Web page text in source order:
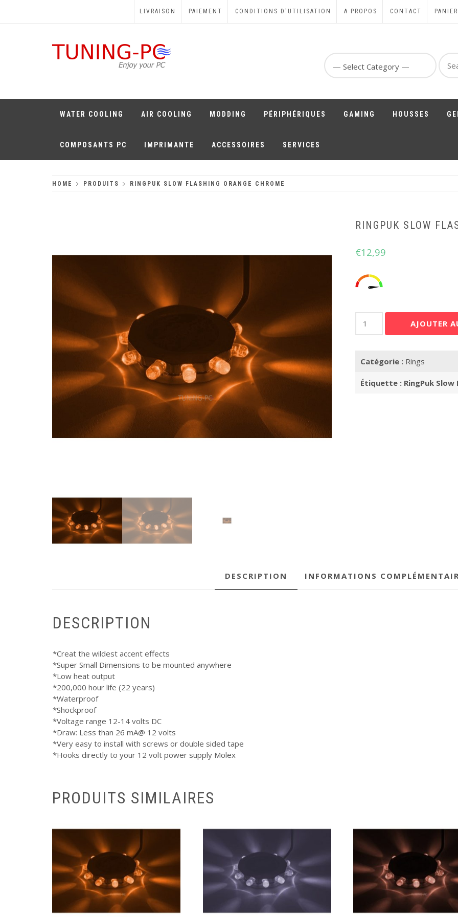
LIVRAISON PAIEMENT CONDITIONS D'UTILISATION A PROPOS CONTACT PANIER
for:
WATER COOLING AIR COOLING MODDING PÉRIPHÉRIQUES GAMING HOUSSES
COMPOSANTS PC IMPRIMANTE ACCESSOIRES SERVICES
HOME PRODUITS RINGPUK SLOW FLASHING ORANGE CHROME
RINGPUK SLOW
€12,99
quantité
Flashing
Chrome
AJOUTER
Catégorie : Rings
Étiquette : RingPuk
DESCRIPTION INFORMATIONS
DESCRIPTION
*Creat the wildest accent effects
*Super Small Dimensions to be mounted anywhere
*Low heat output
*200,000 hour life (22 years)
*Waterproof
*Shockproof
*Voltage range 12-14 volts DC
*Draw: Less than 26 mA@ 12 volts
*Very easy to install with screws or double sided tape
*Hooks directly to your 12 volt power supply Molex
PRODUITS SIMILAIRES